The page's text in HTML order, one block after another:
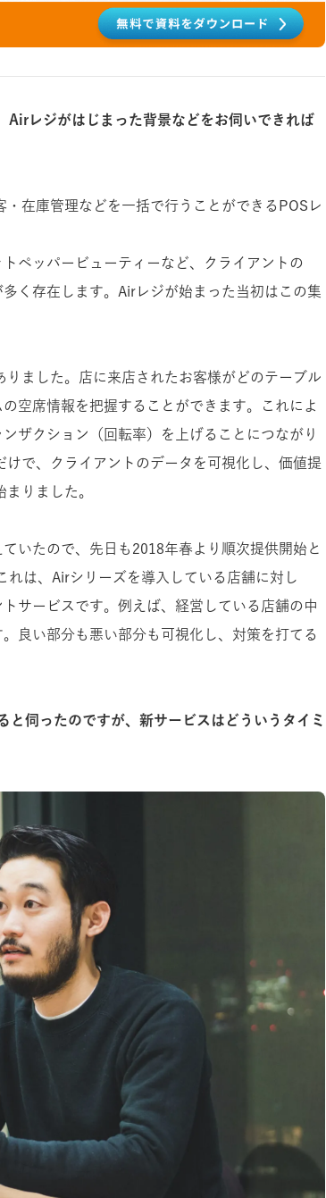
レジがはじまった背景などをお伺いできれば
在庫管理などを一括で行うことができるPOSレ
ペッパービューティーなど、クライアントの
く存在します。Airレジが始まった当初はこの集
ました。店に来店されたお客様がどのテーブル
空席情報を把握することができます。これによ
ザクション（回転率）を上げることにつながり
で、クライアントのデータを可視化し、価値提
りました。
いたので、先日も2018年春より順次提供開始と
れは、Airシリーズを導入している店舗に対し
サービスです。例えば、経営している店舗の中
良い部分も悪い部分も可視化し、対策を打てる
伺ったのですが、新サービスはどういうタイミ